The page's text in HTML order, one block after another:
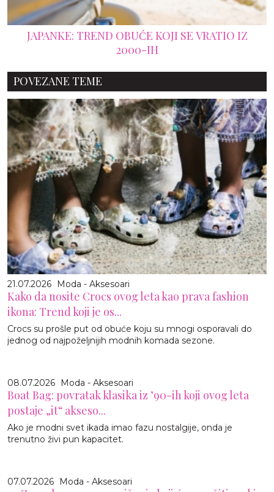
JAPANKE: TREND OBUĆE KOJI SE VRATIO IZ
2000-IH
POVEZANE TEME
21.07.2026 Moda - Aksesoari
Kako da nosite Crocs ovog leta kao prava fashion
ikona: Trend koji je os...
Crocs su prošle put od obuće koju su mnogi osporavali do
jednog od najpoželjnijih modnih komada sezone.
08.07.2026 Moda - Aksesoari
Boat Bag: povratak klasika iz ’90-ih koji ovog leta
postaje „it“ akseso...
Ako je modni svet ikada imao fazu nostalgije, onda je
trenutno živi pun kapacitet.
07.07.2026 Moda - Aksesoari